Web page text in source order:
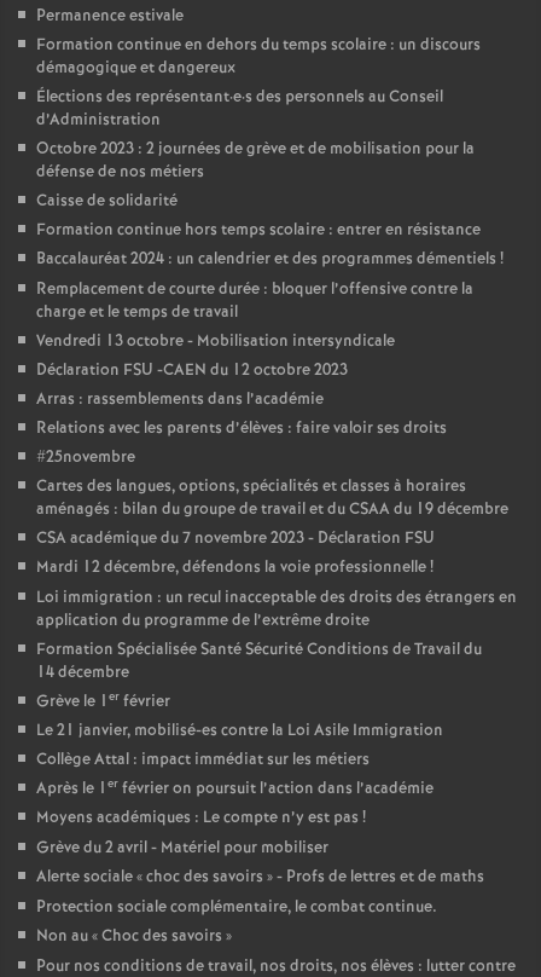
r
s
Permanence estivale
Formation continue en dehors du temps scolaire : un discours
démagogique et dangereux
Élections des représentant·e·s des personnels au Conseil
d’Administration
Octobre 2023 : 2 journées de grève et de mobilisation pour la
défense de nos métiers
Caisse de solidarité
Formation continue hors temps scolaire : entrer en résistance
Baccalauréat 2024 : un calendrier et des programmes démentiels !
Remplacement de courte durée : bloquer l’offensive contre la
charge et le temps de travail
Vendredi 13 octobre - Mobilisation intersyndicale
Déclaration FSU -CAEN du 12 octobre 2023
Arras : rassemblements dans l’académie
Relations avec les parents d’élèves : faire valoir ses droits
#25novembre
Cartes des langues, options, spécialités et classes à horaires
aménagés : bilan du groupe de travail et du CSAA du 19 décembre
CSA académique du 7 novembre 2023 - Déclaration FSU
Mardi 12 décembre, défendons la voie professionnelle!
Loi immigration : un recul inacceptable des droits des étrangers en
application du programme de l’extrême droite
Formation Spécialisée Santé Sécurité Conditions de Travail du
14 décembre
Grève le 1 er février
Le 21 janvier, mobilisé-es contre la Loi Asile Immigration
Collège Attal : impact immédiat sur les métiers
Après le 1 er février on poursuit l’action dans l’académie
Moyens académiques : Le compte n’y est pas !
Grève du 2 avril - Matériel pour mobiliser
Alerte sociale «choc des savoirs » - Profs de lettres et de maths
Protection sociale complémentaire, le combat continue.
Non au «Choc des savoirs »
Pour nos conditions de travail, nos droits, nos élèves : lutter contre